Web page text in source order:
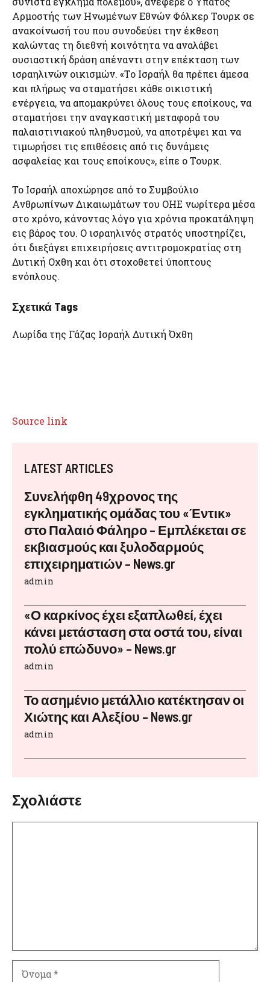
Αρμοστής των Ηνωμένων Εθνών Φόλκερ Τουρκ σε
ανακοίνωσή του που συνοδεύει την έκθεση
καλώντας τη διεθνή κοινότητα να αναλάβει
ουσιαστική δράση απέναντι στην επέκταση των
ισραηλινών οικισμών. «Το Ισραήλ θα πρέπει άμεσα
και πλήρως να σταματήσει κάθε οικιστική
ενέργεια, να απομακρύνει όλους τους εποίκους, να
σταματήσει την αναγκαστική μεταφορά του
παλαιστινιακού πληθυσμού, να αποτρέψει και να
τιμωρήσει τις επιθέσεις από τις δυνάμεις
ασφαλείας και τους εποίκους», είπε ο Τουρκ.
Το Ισραήλ αποχώρησε από το Συμβούλιο
Ανθρωπίνων Δικαιωμάτων του ΟΗΕ νωρίτερα μέσα
στο χρόνο, κάνοντας λόγο για χρόνια προκατάληψη
εις βάρος του. Ο ισραηλινός στρατός υποστηρίζει,
ότι διεξάγει επιχειρήσεις αντιτρομοκρατίας στη
Δυτική Οχθη και ότι στοχοθετεί ύποπτους
ενόπλους.
Σχετικά Tags
Λωρίδα της Γάζας Ισραήλ Δυτική Όχθη
Source link
LATEST ARTICLES
Συνελήφθη 49χρονος της
εγκληματικής ομάδας του «Έντικ»
στο Παλαιό Φάληρο – Εμπλέκεται σε
εκβιασμούς και ξυλοδαρμούς
επιχειρηματιών – News.gr
admin
«Ο καρκίνος έχει εξαπλωθεί, έχει
κάνει μετάσταση στα οστά του, είναι
πολύ επώδυνο» – News.gr
admin
Το ασημένιο μετάλλιο κατέκτησαν οι
Χιώτης και Αλεξίου – News.gr
admin
Σχολιάστε